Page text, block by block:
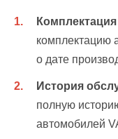
комплектацию
о дате
История
полную
автомобилей